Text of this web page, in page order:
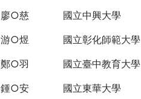
廖○慈 國立中興大學
游○煜 國立彰化師範大學
鄭○羽 國立臺中教育大學
鍾○安 國立東華大學